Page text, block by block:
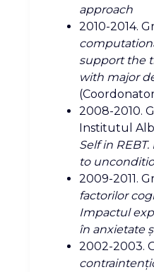
approach
2010-2014.
support the
with major
2008-2010.
Institutul
Self in
to
2009-2011.
factorilor
Impactul
în anxietate
2002-2003.